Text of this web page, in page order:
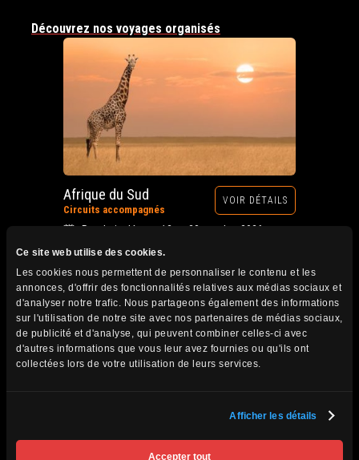
Ce site web utilise des cookies.
Les cookies nous permettent de personnaliser le contenu et les
annonces, d'offrir des fonctionnalités relatives aux médias sociaux et
d'analyser notre trafic. Nous partageons également des informations
sur l'utilisation de notre site avec nos partenaires de médias sociaux,
de publicité et d'analyse, qui peuvent combiner celles-ci avec
d'autres informations que vous leur avez fournies ou qu'ils ont
collectées lors de votre utilisation de leurs services.
Afficher les détails
Accepter tout
Découvrez nos voyages organisés
Afrique du Sud
Circuits accompagnés
VOIR DÉTAILS
Prochain départ : 12 au 28 octobre 2026